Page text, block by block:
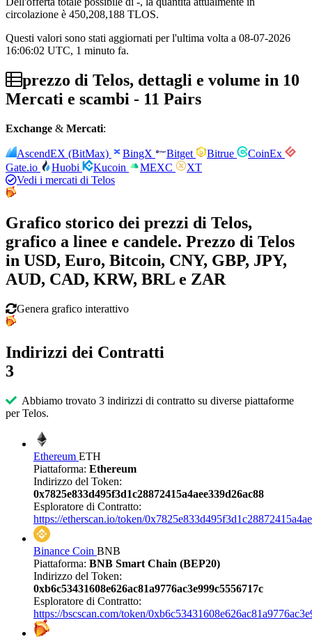
circolazione è 450,208,188 TLOS.
Questi valori sono stati aggiornati per l'ultima volta a 08-07-2026
16:06:02 UTC, 1 minuto fa.
prezzo di Telos, dettagli e volume in 10
Mercati e scambi - 11 Pairs
Exchange & Mercati:
AscendEX (BitMax) BingX Bitget Bitrue
CoinEx
Gate.io
Huobi Kucoin MEXC
XT
Vedi i mercati di Telos
Grafico storico dei prezzi di Telos,
grafico a linee e candele. Prezzo di Telos
in USD, Euro, Bitcoin, CNY, GBP, JPY,
AUD, CAD, KRW, BRL e ZAR
Genera grafico interattivo
Indirizzi dei Contratti
3
Abbiamo trovato 3 indirizzi di contratto su diverse piattaforme
per Telos.
Ethereum ETH
Piattaforma: Ethereum
Indirizzo del Token:
0x7825e833d495f3d1c28872415a4aee339d26ac88
Esploratore di Contratto:
https://etherscan.io/token/
Binance Coin BNB
Piattaforma: BNB Smart Chain (BEP20)
Indirizzo del Token:
0xb6c53431608e626ac81a9776ac3e999c5556717c
Esploratore di Contratto:
https://bscscan.com/token/